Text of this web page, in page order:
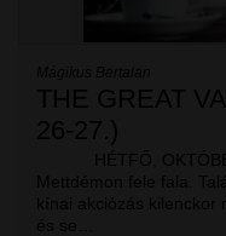
Mágikus Bertalan
THE GREAT
26-27.)
HÉTFŐ, OKTÓBER
Mettdémon fele fala.
kínai akciózás kilenckor
és se…